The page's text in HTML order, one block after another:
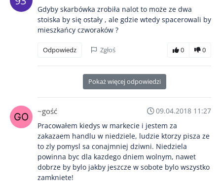
Gdyby skarbówka zrobiła nalot to może ze dwa
stoiska by się ostały , ale gdzie wtedy spacerowali by
mieszkańcy czworaków ?
Odpowiedz Zgłoś 0 0
Pokaż więcej odpowiedzi
~gość
09.04.2018 11:27
Pracowałem kiedys w markecie i jestem za
zakazaem handlu w niedziele, ludzie ktorzy pisza ze
to zly pomysl sa conajmniej dziwni. Niedziela
powinna byc dla kazdego dniem wolnym, nawet
dobrze by bylo jakby jeszcze w sobote bylo wszystko
zamkniete!